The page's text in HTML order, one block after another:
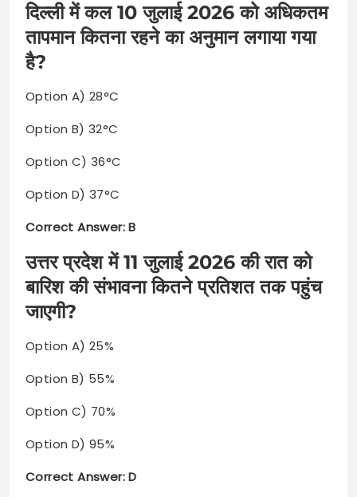
दिल्ली में कल 10 जुलाई 2026 को अधिकतम
तापमान कितना रहने का अनुमान लगाया गया
है?
Option A) 28°C
Option B) 32°C
Option C) 36°C
Option D) 37°C
Correct Answer: B
उत्तर प्रदेश में 11 जुलाई 2026 की रात को
बारिश की संभावना कितने प्रतिशत तक पहुंच
जाएगी?
Option A) 25%
Option B) 55%
Option C) 70%
Option D) 95%
Correct Answer: D